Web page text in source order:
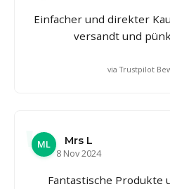
Einfacher und direkter
versandt und
via Trustpilot
ML
Mrs L
8 Nov 2024
Fantastische Produkte